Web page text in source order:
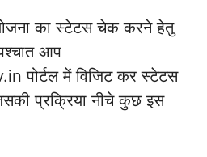
का स्टेटस चेक करने हेतु
आप
पोर्टल में विजिट कर स्टेटस
प्रक्रिया नीचे कुछ इस